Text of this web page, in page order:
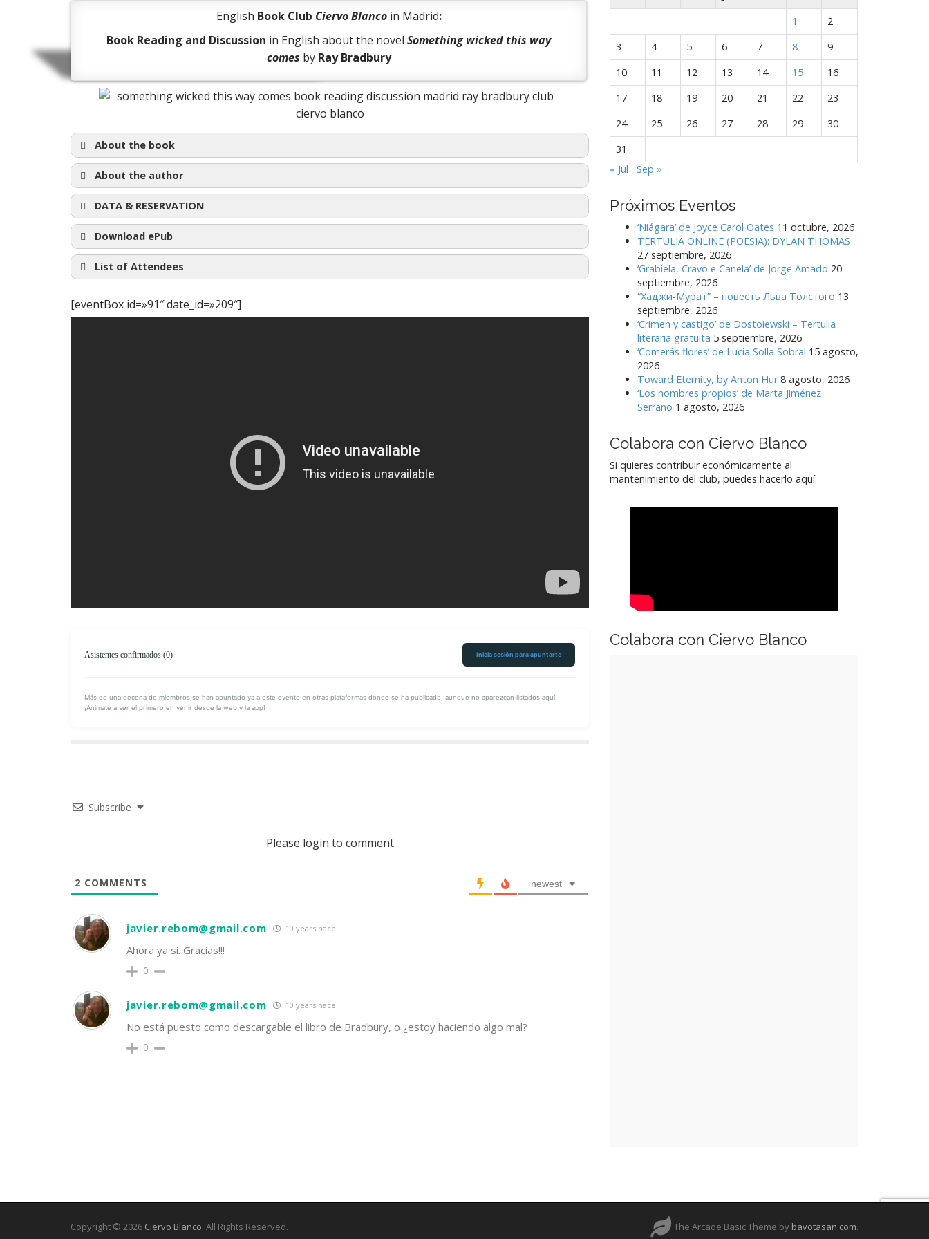
English Book Club Ciervo Blanco in Madrid:
Book Reading and Discussion in English about the novel Something wicked this way
comes byRay Bradbury
About the book
About the author
DATA & RESERVATION
Download ePub
List of Attendees
Ishmael Kavalier (CBO)
Juan Carlos Rodríguez (CBO)
Nerea García (CBO)
[eventBox id=»91″ date_id=»209″]
Asistentes confirmados (0) Inicia sesión para apuntarte
Más de una decena de miembros se han apuntado ya a este evento en otras plataformas donde se ha publicado, aunque no aparezcan listados aquí.
¡Anímate a ser el primero en venir desde la web y la app!
Subscribe
Please login to comment
2 COMMENTS newest
javier.rebom@gmail.com 10 years hace
Ahora ya sí. Gracias!!!
0
javier.rebom@gmail.com 10 years hace
No está puesto como descargable el libro de Bradbury, o ¿estoy haciendo algo mal?
0
1
2
3
4 5 6 7 8
9
10
11 12 13 14 15
16
17
18 19 20 21 22
23
24
25 26 27 28 29
30
31
« Jul
Sep »
Próximos Eventos
‘Niágara’ de Joyce Carol Oates 11 octubre, 2026
TERTULIA ONLINE (POESIA): DYLAN THOMAS
27 septiembre, 2026
‘Grabiela, Cravo e Canela’ de Jorge Amado 20
septiembre, 2026
“Хаджи-Мурат” – повесть Льва Толстого 13
septiembre, 2026
‘Crimen y castigo’ de Dostoiewski – Tertulia
literaria gratuita 5 septiembre, 2026
‘Comerás flores’ de Lucía Solla Sobral 15 agosto,
2026
Toward Eternity, by Anton Hur 8 agosto, 2026
‘Los nombres propios’ de Marta Jiménez
Serrano 1 agosto, 2026
Colabora con Ciervo Blanco
Si quieres contribuir económicamente al
mantenimiento del club, puedes hacerlo aquí.
Colabora con Ciervo Blanco
Copyright © 2026 Ciervo Blanco. All Rights Reserved. The Arcade Basic Theme by bavotasan.com.